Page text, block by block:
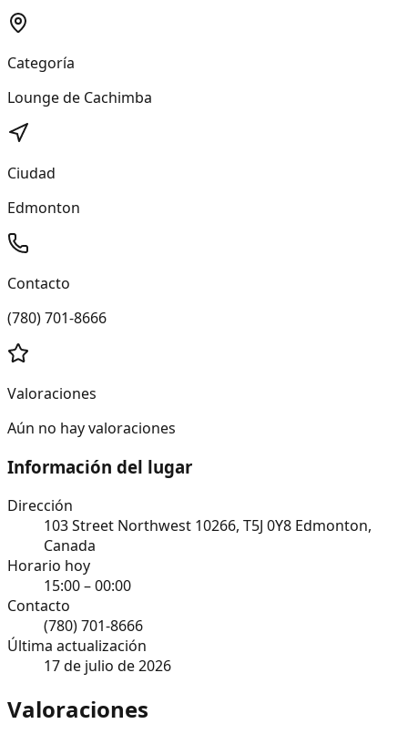
Categoría
Lounge de Cachimba
Ciudad
Edmonton
Contacto
(780) 701-8666
Valoraciones
Aún no hay valoraciones
Información del lugar
Dirección
103 Street Northwest 10266, T5J 0Y8 Edmonton,
Canada
Horario hoy
15:00 – 00:00
Contacto
(780) 701-8666
Última actualización
17 de julio de 2026
Valoraciones